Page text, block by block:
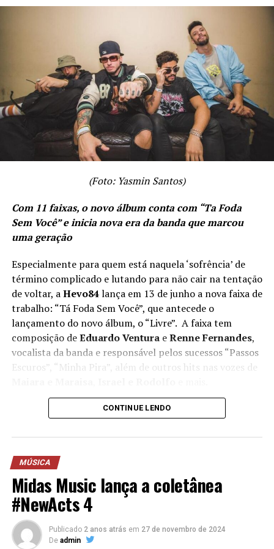
Fique por dentro dos próximos lançamentos da
https://www.instagram.com/futuramusicoficial/
TÓPICOS RELACIONADOS
Cantora e compositora Karyn Garcia aposta no
reggaeton em novo single: “Distância Chata”
Fabrício e Henrique em Parceria com Maiara e Maraísa
Lançam ‘Pra Que Namorar’: Uma Moda Boa que
Transborda Emoção e Verdades
(Foto: Yasmin Santos)
Com 11 faixas, o novo álbum conta com “Ta Foda
Sem Você” e inicia nova era da banda que marcou
uma geração
Especialmente para quem está naquela ‘sofrência’ de
término complicado e lutando para não cair na tentação
de voltar, aHevo84lança em 13 de junho a nova faixa de
trabalho: “Tá Foda Sem Você”, que antecede o
lançamento do novo álbum, o “Livre”. A faixa tem
composição deEduardo VenturaeRenne Fernandes,
vocalista da banda e responsável pelos sucessos “Passos
Escuros”, “Minha Pira”, além de outros hits nas vozes de
Entrando com tudo na nova era, o novo álbum de um
com alguns lançamentos, como o single homônimo que
teve um clipe gravado ao vivo na Jai Club. Além disto, o
novo trabalho da Hevo84 atravessa as histórias de amor
moderno e coloca em foco em dilemas que todo jovem
passa. A nova música de trabalho fala exatamente sobre
a luta pós-término, em especial, se for um
relacionamento abusivo.
CONTINUE LENDO
MÚSICA
Midas Music lança a coletânea
#NewActs 4
Publicado 2 anos atrás em 27 de novembro de 2024
De admin